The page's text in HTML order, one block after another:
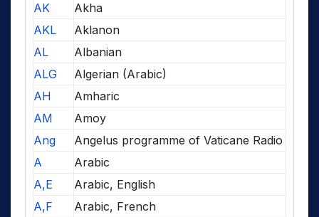
AK
Akha
AKL
Aklanon
AL
Albanian
ALG
Algerian (Arabic)
AH
Amharic
AM
Amoy
Ang
Angelus programme of Vaticane Radio
A
Arabic
A,E
Arabic, English
A,F
Arabic, French